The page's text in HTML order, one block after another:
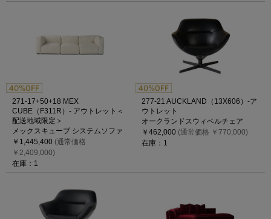
271-17+50+18 MEX
CUBE（F311R）- アウトレット＜
配送地域限定＞
メックスキューブ システムソファ
￥1,445,400 (通常価格
￥2,409,000)
在庫：1
277-21 AUCKLAND（13X606）-ア
ウトレット
オークランドスウィベルチェア
￥462,000 (通常価格 ￥770,000)
在庫：1